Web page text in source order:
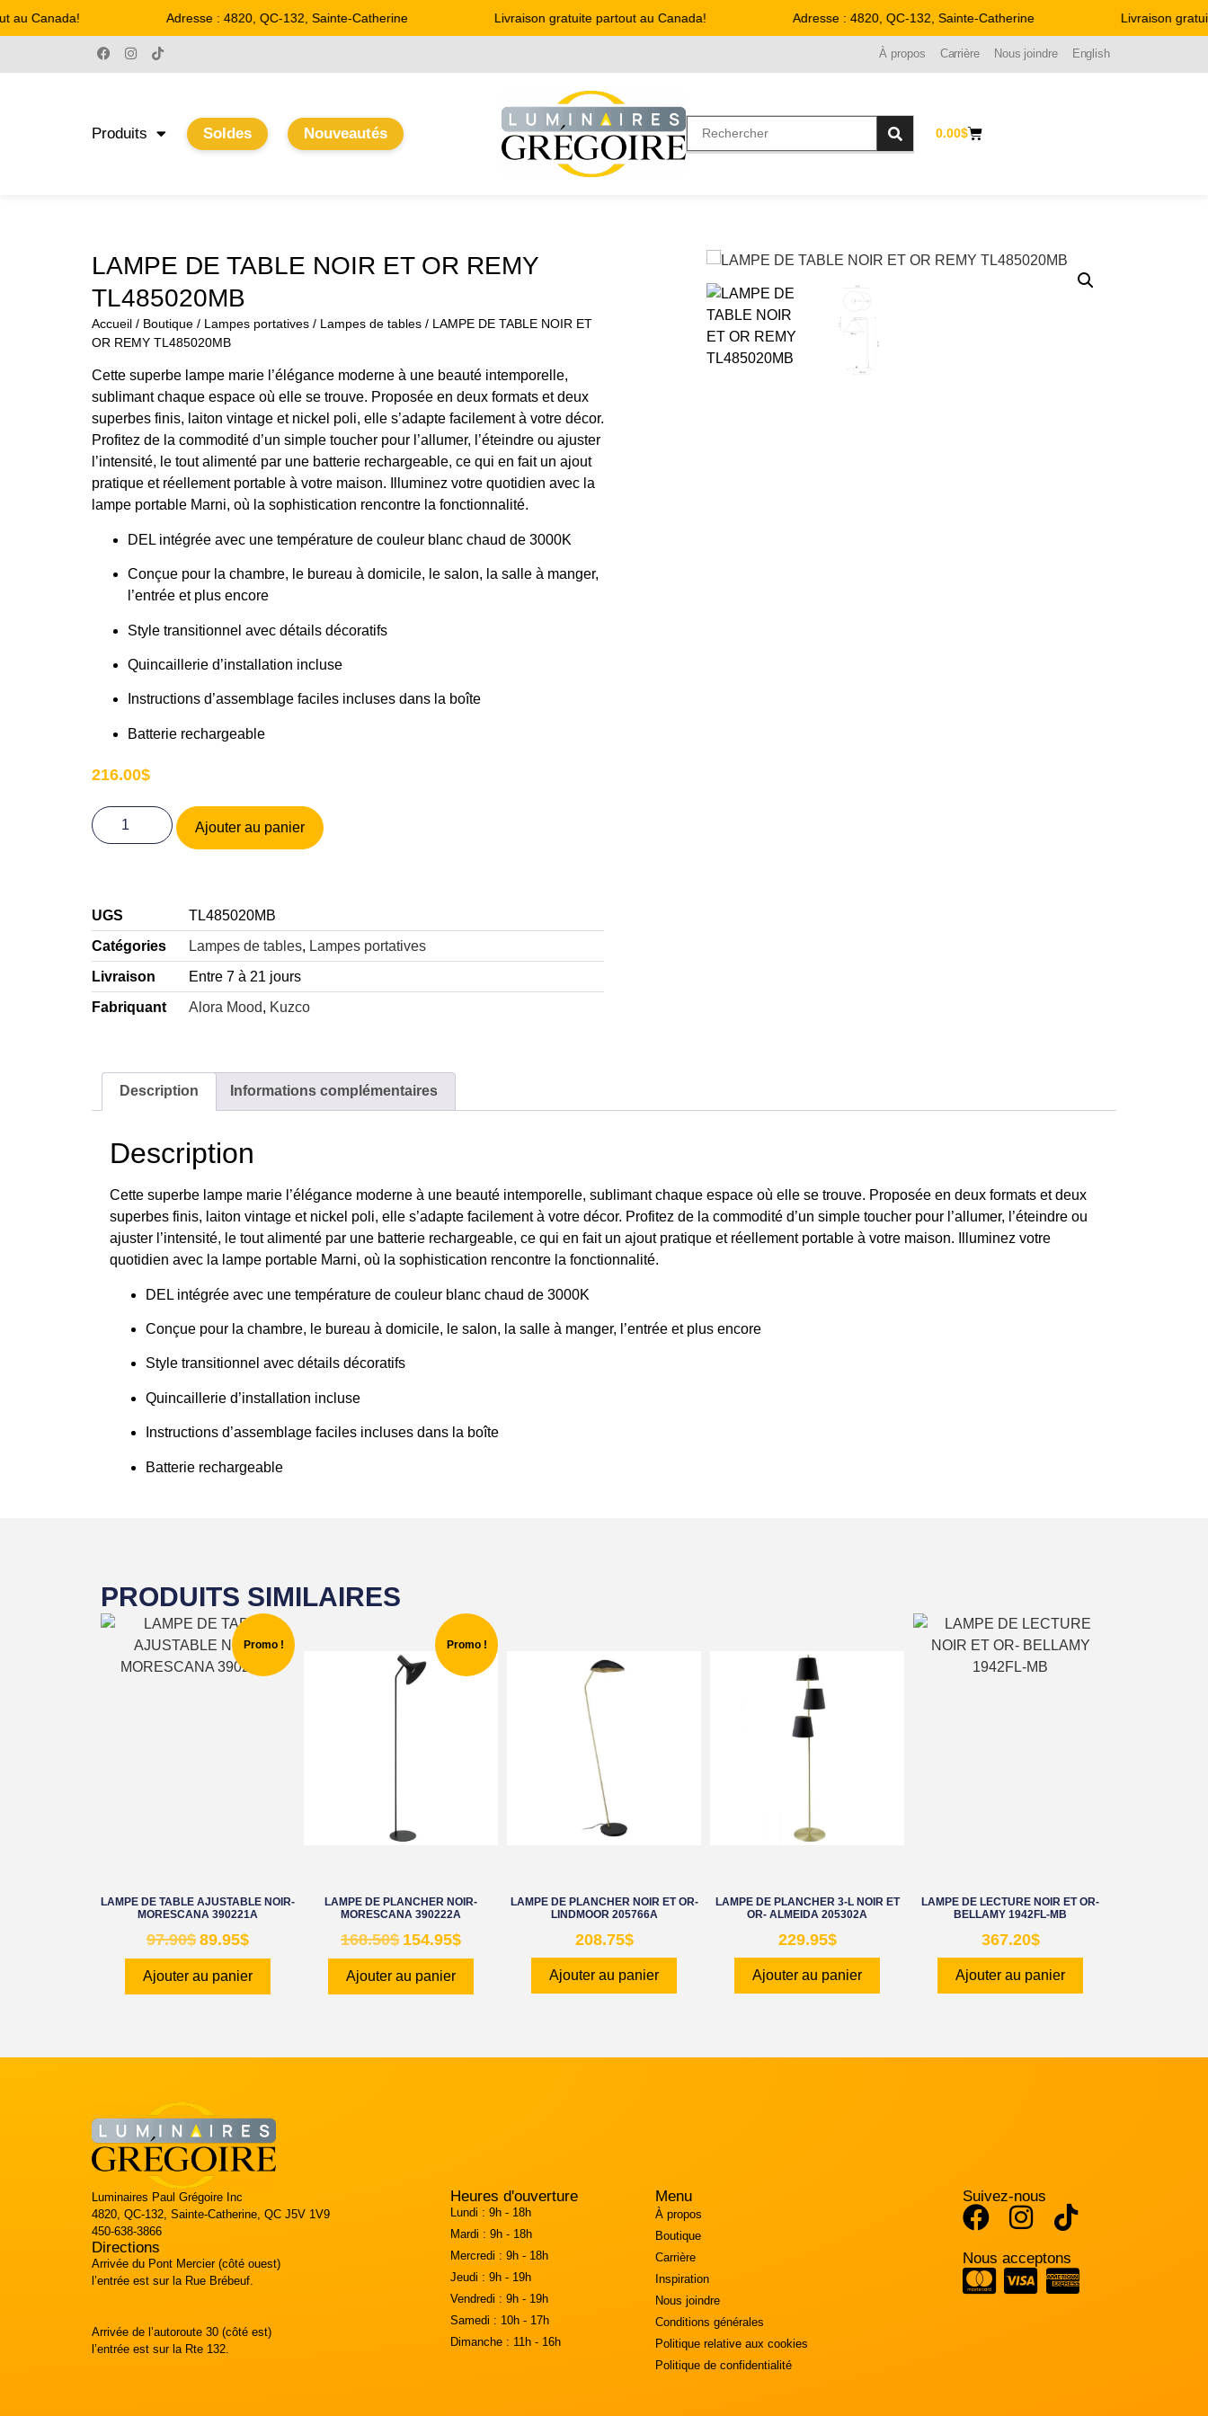
Canada! Adresse : 4820, QC-132, Sainte-Catherine Livraison gratuite partout au Canada! Adresse : 4820, QC-132, Sainte-Catherine Livraison
À propos Carrière Nous joindre English
Produits Soldes Nouveautés 0.00$
LAMPE DE TABLE NOIR ET OR REMY
TL485020MB
Accueil / Boutique / Lampes portatives / Lampes de tables / LAMPE DE TABLE NOIR ET
OR REMY TL485020MB
Cette superbe lampe marie l’élégance moderne à une beauté intemporelle,
sublimant chaque espace où elle se trouve. Proposée en deux formats et deux
superbes finis, laiton vintage et nickel poli, elle s’adapte facilement à votre décor.
Profitez de la commodité d’un simple toucher pour l’allumer, l’éteindre ou ajuster
l’intensité, le tout alimenté par une batterie rechargeable, ce qui en fait un ajout
pratique et réellement portable à votre maison. Illuminez votre quotidien avec la
lampe portable Marni, où la sophistication rencontre la fonctionnalité.
DEL intégrée avec une température de couleur blanc chaud de 3000K
Conçue pour la chambre, le bureau à domicile, le salon, la salle à manger,
l’entrée et plus encore
Style transitionnel avec détails décoratifs
Quincaillerie d’installation incluse
Instructions d’assemblage faciles incluses dans la boîte
Batterie rechargeable
216.00$
Ajouter au panier
UGS
TL485020MB
Catégories
Lampes de tables, Lampes portatives
Livraison
Entre 7 à 21 jours
Fabriquant
Alora Mood, Kuzco
Description Informations complémentaires
Description
Cette superbe lampe marie l’élégance moderne à une beauté intemporelle, sublimant chaque espace où elle se trouve. Proposée en deux formats et deux
superbes finis, laiton vintage et nickel poli, elle s’adapte facilement à votre décor. Profitez de la commodité d’un simple toucher pour l’allumer, l’éteindre ou
ajuster l’intensité, le tout alimenté par une batterie rechargeable, ce qui en fait un ajout pratique et réellement portable à votre maison. Illuminez votre
quotidien avec la lampe portable Marni, où la sophistication rencontre la fonctionnalité.
DEL intégrée avec une température de couleur blanc chaud de 3000K
Conçue pour la chambre, le bureau à domicile, le salon, la salle à manger, l’entrée et plus encore
Style transitionnel avec détails décoratifs
Quincaillerie d’installation incluse
Instructions d’assemblage faciles incluses dans la boîte
Batterie rechargeable
PRODUITS SIMILAIRES
Promo !
LAMPE DE TABLE AJUSTABLE NOIR-
MORESCANA 390221A
97.90$ 89.95$
Ajouter au panier
Promo !
LAMPE DE PLANCHER NOIR-
MORESCANA 390222A
168.50$ 154.95$
Ajouter au panier
LAMPE DE PLANCHER NOIR ET OR-
LINDMOOR 205766A
208.75$
Ajouter au panier
LAMPE DE PLANCHER 3-L NOIR ET
OR- ALMEIDA 205302A
229.95$
Ajouter au panier
LAMPE DE LECTURE NOIR ET OR-
BELLAMY 1942FL-MB
367.20$
Ajouter au panier
Luminaires Paul Grégoire Inc
4820, QC-132, Sainte-Catherine, QC J5V 1V9
450-638-3866
Directions
Arrivée du Pont Mercier (côté ouest)
l’entrée est sur la Rue Brébeuf.
Arrivée de l’autoroute 30 (côté est)
l’entrée est sur la Rte 132.
Heures d'ouverture
Lundi : 9h - 18h
Mardi : 9h - 18h
Mercredi : 9h - 18h
Jeudi : 9h - 19h
Vendredi : 9h - 19h
Samedi : 10h - 17h
Dimanche : 11h - 16h
Menu
À propos
Boutique
Carrière
Inspiration
Nous joindre
Conditions générales
Politique relative aux cookies
Politique de confidentialité
Suivez-nous
Nous acceptons